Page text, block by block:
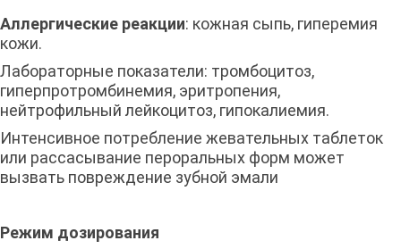
Аллергические реакции: кожная сыпь, гиперемия
кожи.
Лабораторные показатели: тромбоцитоз,
гиперпротромбинемия, эритропения,
нейтрофильный лейкоцитоз, гипокалиемия.
Интенсивное потребление жевательных таблеток
или рассасывание пероральных форм может
вызвать повреждение зубной эмали
Режим дозирования